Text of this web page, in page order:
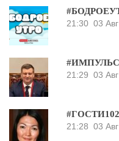
21:30 03
21:29 03
21:28 03